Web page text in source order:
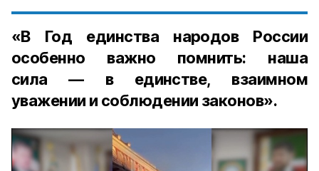
«В Год единства народов России
особенно важно помнить: наша
сила — в единстве, взаимном
уважении и соблюдении законов».